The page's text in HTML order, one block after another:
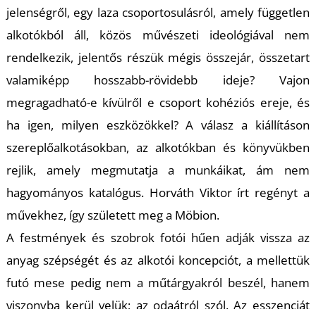
jelenségről, egy laza csoportosulásról, amely független
alkotókból áll, közös művészeti ideológiával nem
rendelkezik, jelentős részük mégis összejár, összetart
valamiképp hosszabb-rövidebb ideje? Vajon
megragadható-e kívülről e csoport kohéziós ereje, és
ha igen, milyen eszközökkel? A válasz a kiállításon
szereplőalkotásokban, az alkotókban és könyvükben
rejlik, amely megmutatja a munkáikat, ám nem
hagyományos katalógus. Horváth Viktor írt regényt a
művekhez, így született meg a Möbion.
A festmények és szobrok fotói hűen adják vissza az
anyag szépségét és az alkotói koncepciót, a mellettük
futó mese pedig nem a műtárgyakról beszél, hanem
viszonyba kerül velük; az odaátról szól. Az esszenciát